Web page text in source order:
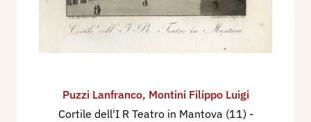
Puzzi Lanfranco, Montini Filippo Luigi
Cortile dell'I R Teatro in Mantova (11) -